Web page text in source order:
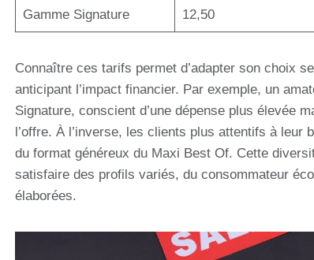
Gamme Signature 12,50
Connaître ces tarifs permet d’adapter son choix
anticipant l’impact financier. Par exemple, un
Signature, conscient d’une dépense plus élevée
l’offre. À l’inverse, les clients plus attentifs à
du format généreux du Maxi Best Of. Cette
satisfaire des profils variés, du consommateur
élaborées.